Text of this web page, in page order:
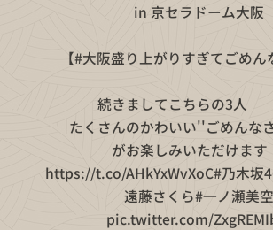
🏰in 京セラドーム大阪🏰
【#大阪盛り上がりすぎてごめん
続きましてこちらの3人
たくさんのかわいい''ごめんな
がお楽しみいただけます
https://t.co/AHkYxWvXoC#乃木坂
遠藤さくら#一ノ瀬美空
pic.twitter.com/